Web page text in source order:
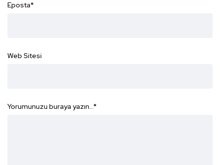
Eposta*
Web Sitesi
Yorumunuzu buraya yazın...*